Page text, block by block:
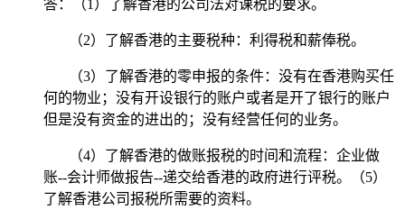
答：（1 ）了解香港的公司法对课税的要求。
（2）了解香港的主要税种：利得税和薪俸税。
（3）了解香港的零申报的条件：没有在香港购买任
何的物业；没有开设银行的账户或者是开了银行的账户
但是没有资金的进出的；没有经营任何的业务。
（4）了解香港的做账报税的时间和流程：企业做
账--会计师做报告--递交给香港的政府进行评税。（5）
了解香港公司报税所需要的资料。